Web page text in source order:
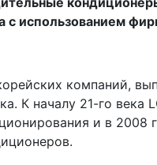
с использованием
компаний,
К началу 21-го
и в